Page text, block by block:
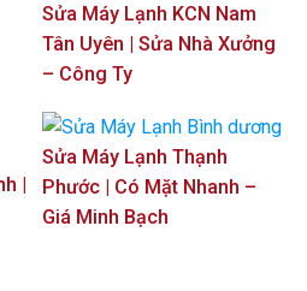
Sửa Máy Lạnh KCN Nam
Tân Uyên | Sửa Nhà Xưởng
– Công Ty
|
Sửa Máy Lạnh Thạnh
Phước | Có Mặt Nhanh –
Giá Minh Bạch